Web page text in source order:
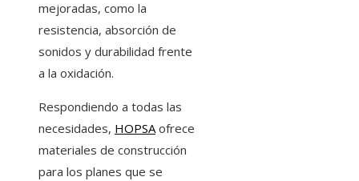
mejoradas, como la
resistencia, absorción de
sonidos y durabilidad frente
a la oxidación.
Respondiendo a todas las
necesidades, HOPSAofrece
materiales de construcción
para los planes que se